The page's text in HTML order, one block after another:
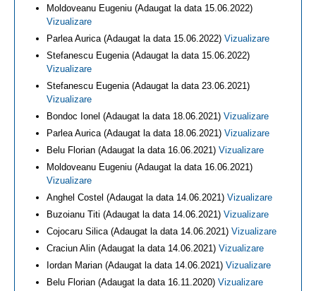
Moldoveanu Eugeniu (Adaugat la data 15.06.2022)
Vizualizare
Parlea Aurica (Adaugat la data 15.06.2022) Vizualizare
Stefanescu Eugenia (Adaugat la data 15.06.2022)
Vizualizare
Stefanescu Eugenia (Adaugat la data 23.06.2021)
Vizualizare
Bondoc Ionel (Adaugat la data 18.06.2021) Vizualizare
Parlea Aurica (Adaugat la data 18.06.2021) Vizualizare
Belu Florian (Adaugat la data 16.06.2021) Vizualizare
Moldoveanu Eugeniu (Adaugat la data 16.06.2021)
Vizualizare
Anghel Costel (Adaugat la data 14.06.2021) Vizualizare
Buzoianu Titi (Adaugat la data 14.06.2021) Vizualizare
Cojocaru Silica (Adaugat la data 14.06.2021) Vizualizare
Craciun Alin (Adaugat la data 14.06.2021) Vizualizare
Iordan Marian (Adaugat la data 14.06.2021) Vizualizare
Belu Florian (Adaugat la data 16.11.2020) Vizualizare